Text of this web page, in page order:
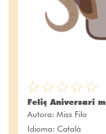
Feliç Aniversari
Autora: Miss Filo
Idioma: Català